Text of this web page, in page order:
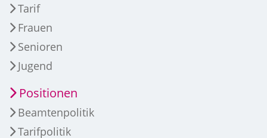
Tarif
Frauen
Senioren
Jugend
Positionen
Beamtenpolitik
Tarifpolitik